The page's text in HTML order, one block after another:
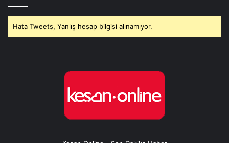
Hata Tweets, Yanlış hesap bilgisi alınamıyor.